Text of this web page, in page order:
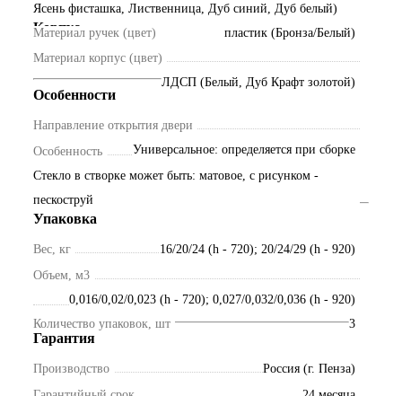
Ясень фисташка, Лиственница, Дуб синий, Дуб белый)
Материал ручек (цвет)
пластик (Бронза/Белый)
Корпус
Материал корпус (цвет)
ЛДСП (Белый, Дуб Крафт золотой)
Особенности
Направление открытия двери
Универсальное: определяется при сборке
Особенность
Стекло в створке может быть: матовое, с рисунком -
пескоструй
Упаковка
Вес, кг
16/20/24 (h - 720); 20/24/29 (h - 920)
Объем, м3
0,016/0,02/0,023 (h - 720); 0,027/0,032/0,036 (h - 920)
Количество упаковок, шт
3
Гарантия
Производство
Россия (г. Пенза)